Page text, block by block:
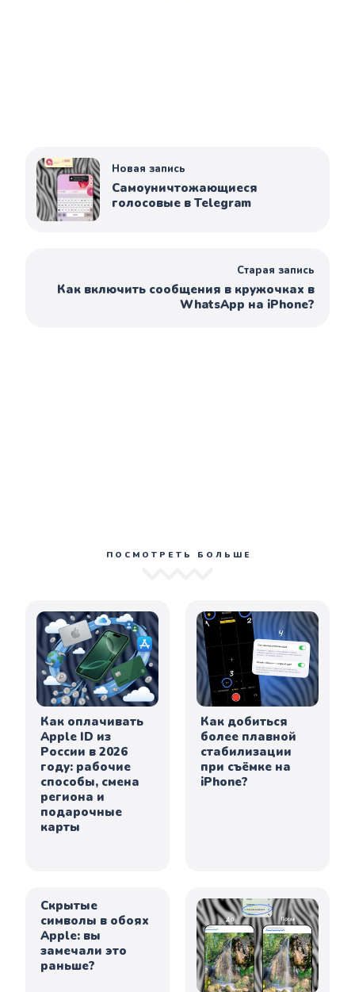
Новая запись
Самоуничтожающиеся
голосовые в Telegram
Старая запись
Как включить сообщения в кружочках в
WhatsApp на iPhone?
ПОСМОТРЕТЬ БОЛЬШЕ
Как оплачивать
Apple ID из
России в 2026
году: рабочие
способы, смена
региона и
подарочные
карты
Как добиться
более плавной
стабилизации
при съёмке на
iPhone?
Скрытые
символы в обоях
Apple: вы
замечали это
раньше?